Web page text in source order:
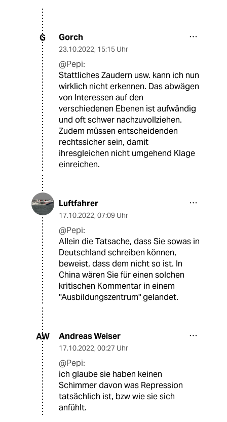
G Gorch
23.10.2022, 15:15 Uhr
@Pepi:
Stattliches Zaudern usw. kann ich nun
wirklich nicht erkennen. Das abwägen
von Interessen auf den
verschiedenen Ebenen ist aufwändig
und oft schwer nachzuvollziehen.
Zudem müssen entscheidenden
rechtssicher sein, damit
ihresgleichen nicht umgehend Klage
einreichen.
Luftfahrer
17.10.2022, 07:09 Uhr
@Pepi:
Allein die Tatsache, dass Sie sowas in
Deutschland schreiben können,
beweist, dass dem nicht so ist. In
China wären Sie für einen solchen
kritischen Kommentar in einem
''Ausbildungszentrum" gelandet.
AW Andreas Weiser
17.10.2022, 00:27 Uhr
@Pepi:
ich glaube sie haben keinen
Schimmer davon was Repression
tatsächlich ist, bzw wie sie sich
anfühlt.